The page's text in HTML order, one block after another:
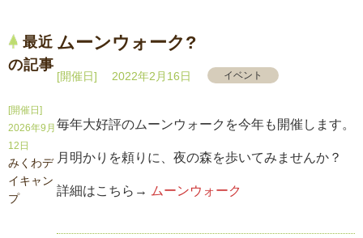
ムーンウォーク?
[開催日] 2022年2月16日 イベント
毎年大好評のムーンウォークを今年も開催します。
月明かりを頼りに、夜の森を歩いてみませんか？
詳細はこちら→ ムーンウォーク
最近
の記事
[開催日]
2026年9月
12日
みくわデ
イキャン
プ